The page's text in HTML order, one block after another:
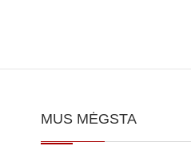
MUS MĖGSTA